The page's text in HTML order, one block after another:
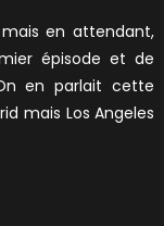
en attendant,
épisode et de
en parlait cette
mais Los Angeles